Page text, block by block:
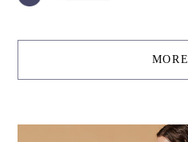
MORE